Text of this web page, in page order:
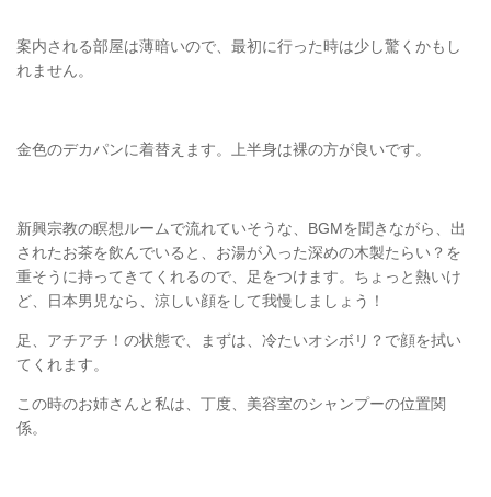
案内される部屋は薄暗いので、最初に行った時は少し驚くかもし
れません。
金色のデカパンに着替えます。上半身は裸の方が良いです。
新興宗教の瞑想ルームで流れていそうな、BGMを聞きながら、出
されたお茶を飲んでいると、お湯が入った深めの木製たらい？を
重そうに持ってきてくれるので、足をつけます。ちょっと熱いけ
ど、日本男児なら、涼しい顔をして我慢しましょう！
足、アチアチ！の状態で、まずは、冷たいオシボリ？で顔を拭い
てくれます。
この時のお姉さんと私は、丁度、美容室のシャンプーの位置関
係。